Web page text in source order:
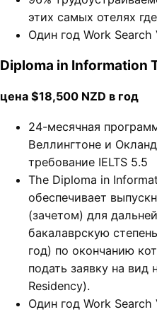
этих самых отелях
Один год Work Search
Diploma in Information
цена $18,500 NZD в год
24-месячная
Веллингтоне и
требование IELTS 5.5
The Diploma in
обеспечивает
(зачетом) для
бакалаврскую
год) по окончанию
подать заявку на вид
Residency).
Один год Work Search